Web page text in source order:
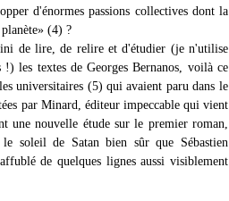
d'énormes passions collectives dont la
(4) ?
de lire, de relire et d'étudier (je n'utilise
les textes de Georges Bernanos, voilà ce
universitaires (5) qui avaient paru dans le
par Minard, éditeur impeccable qui vient
une nouvelle étude sur le premier roman,
soleil de Satan bien sûr que Sébastien
de quelques lignes aussi visiblement